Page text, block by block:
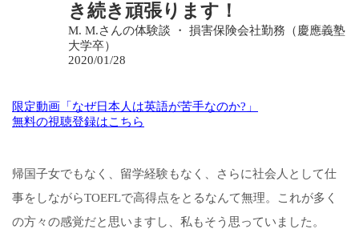
き続き頑張ります！
M. M.さんの体験談 ・ 損害保険会社勤務（慶應義塾
大学卒）
2020/01/28
限定動画「なぜ日本人は英語が苦手なのか?」
無料の視聴登録はこちら
帰国子女でもなく、留学経験もなく、さらに社会人として仕
事をしながらTOEFLで高得点をとるなんて無理。これが多く
の方々の感覚だと思いますし、私もそう思っていました。